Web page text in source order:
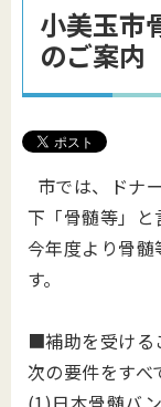
小美玉市
のご案内
市では、ドナ
下「骨髄等」
今年度より骨
す。
■補助を受ける
次の要件をすべ